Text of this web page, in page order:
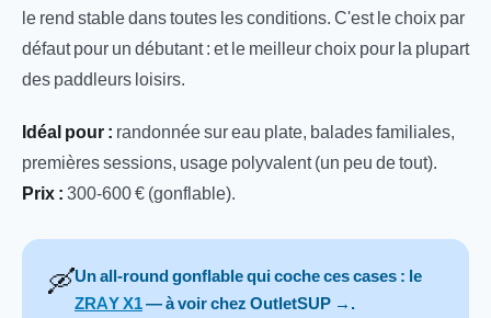
le rend stable dans toutes les conditions. C'est le choix par
défaut pour un débutant : et le meilleur choix pour la plupart
des paddleurs loisirs.
Idéal pour : randonnée sur eau plate, balades familiales,
premières sessions, usage polyvalent (un peu de tout).
Prix :300-600 € (gonflable).
🛶Un all-round gonflable qui coche ces cases : le
ZRAY X1— à voir chez OutletSUP →.